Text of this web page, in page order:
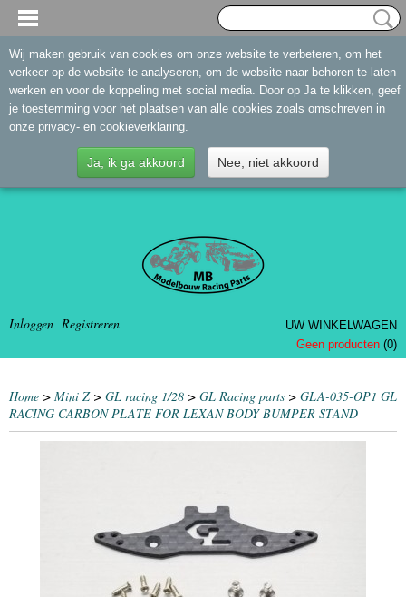
Inloggen Registreren
UW WINKELWAGEN
Geen producten (0)
Home > Mini Z> GL racing 1/28 > GL Racing parts > GLA-035-OP1 GL
RACING CARBON PLATE FOR LEXAN BODY BUMPER STAND
Wij maken gebruik van cookies om onze website te verbeteren, om het
verkeer op de website te analyseren, om de website naar behoren te laten
werken en voor de koppeling met social media. Door op Ja te klikken, geef
je toestemming voor het plaatsen van alle cookies zoals omschreven in
onze privacy- en cookieverklaring.
Ja, ik ga akkoord Nee, niet akkoord